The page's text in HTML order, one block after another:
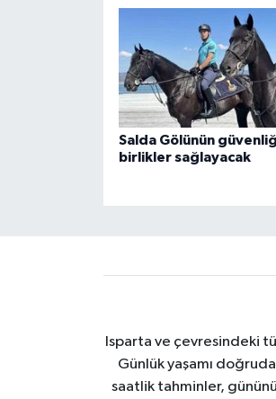
Salda Gölünün
birlikler sağlayacak
Isparta ve çevresindeki
Günlük yaşamı
saatlik tahminler,